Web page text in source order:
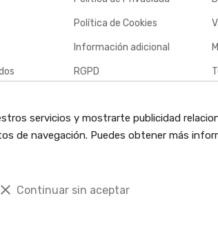
Política de Cookies
Información adicional
RGPD
Envíos
servicios y mostrarte publicidad
de navegación. Puedes obtener más
clear Continuar sin aceptar